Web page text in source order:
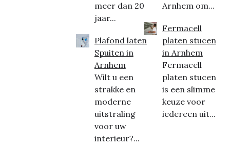
meer dan 20
jaar...
Plafond laten
Spuiten in
Arnhem
Wilt u een
strakke en
moderne
uitstraling
voor uw
interieur?...
Arnhem om...
Fermacell
platen stucen
in Arnhem
Fermacell
platen stucen
is een slimme
keuze voor
iedereen uit...